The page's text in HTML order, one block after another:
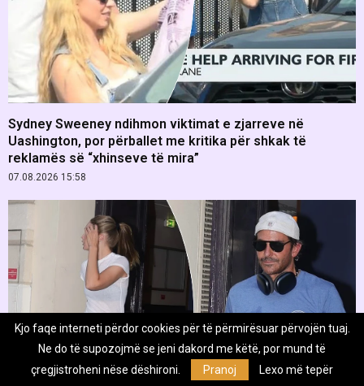
Sydney Sweeney ndihmon viktimat e zjarreve në
Uashington, por përballet me kritika për shkak të
reklamës së “xhinseve të mira”
07.08.2026 15:58
Kjo faqe interneti përdor cookies për të përmirësuar përvojën tuaj.
Ne do të supozojmë se jeni dakord me këtë, por mund të
çregjistroheni nëse dëshironi.
Pranoj Lexo më tepër